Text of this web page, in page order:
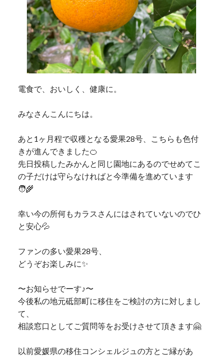
電食で、おいしく、健康に。
みなさんこんにちは。
あと1ヶ月程で収穫となる愛果28号、こちらも色付
きが進んできました🍊
先日投稿したみかんと同じ園地にあるのでせめてこ
の子だけは守らなければと今準備を進めています
🧑‍🌾
幸い今の所何もカラスさんにはされていないのでひ
と安心💦
ファンの多い愛果28号、
どうぞお楽しみに✨
〜お知らせでーす♪〜
今後私の地元砥部町に移住をご検討の方に対しまし
て、
相談窓口としてご質問等をお受けさせて頂きます🤗
以前愛媛県の移住コンシェルジュの方とご縁があ